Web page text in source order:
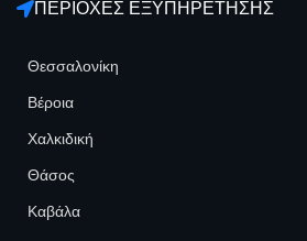
ΠΕΡΙΟΧΕΣ ΕΞΥΠΗΡΕΤΗΣΗΣ
Θεσσαλονίκη
Βέροια
Χαλκιδική
Θάσος
Καβάλα